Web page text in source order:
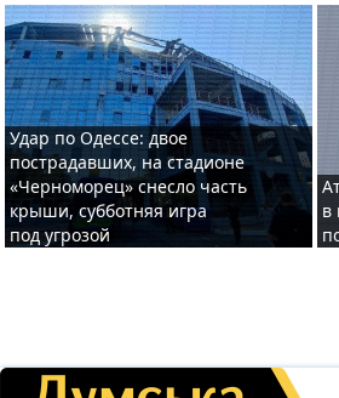
Удар по Одессе: двое
пострадавших, на стадионе
«Черноморец» снесло часть
крыши, субботняя игра
под угрозой
в